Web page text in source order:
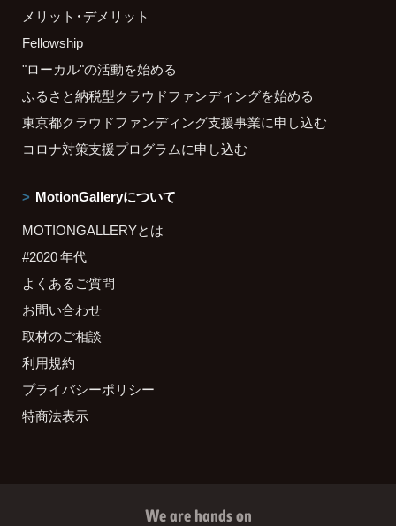
メリット・デメリット
Fellowship
"ローカル"の活動を始める
ふるさと納税型クラウドファンディングを始める
東京都クラウドファンディング支援事業に申し込む
コロナ対策支援プログラムに申し込む
MotionGalleryについて
MOTIONGALLERYとは
#2020 年代
よくあるご質問
お問い合わせ
取材のご相談
利用規約
プライバシーポリシー
特商法表示
We are hands on